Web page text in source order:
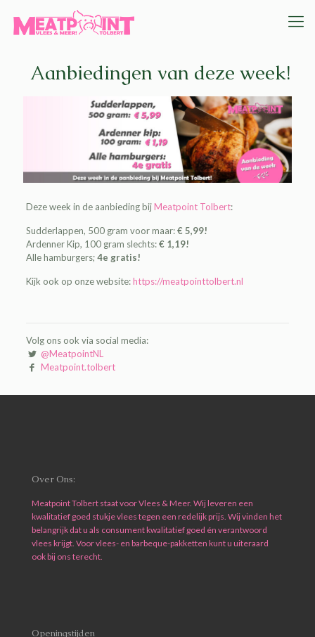
Aanbiedingen van deze week!
Deze week in de aanbieding bijMeatpoint Tolbert:
Sudderlappen, 500 gram voor maar:€ 5,99!
Ardenner Kip, 100 gram slechts:€ 1,19!
Alle hamburgers;4e gratis!
Kijk ook op onze website:https://meatpointtolbert.nl
Volg ons ook via social media:
@MeatpointNL
Meatpoint.tolbert
Over Ons:
Meatpoint Tolbert staat voor Vlees & Meer. Wij leveren een
kwalitatief goed stukje vlees tegen een redelijk prijs. Wij vinden het
belangrijk dat u als consument kwalitatief goed én verantwoord
vlees krijgt. Voor vlees- en barbeque-pakketten kunt u uiteraard
ook bij ons terecht.
Openingstijden